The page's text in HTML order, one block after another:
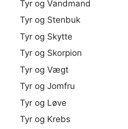
Tyr og Vandmand
Tyr og Stenbuk
Tyr og Skytte
Tyr og Skorpion
Tyr og Vægt
Tyr og Jomfru
Tyr og Løve
Tyr og Krebs